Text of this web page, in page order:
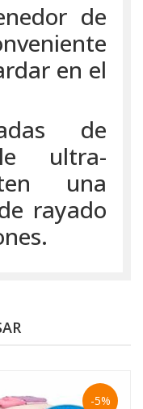
de
en el
de
ultra-
una
rayado
-5%